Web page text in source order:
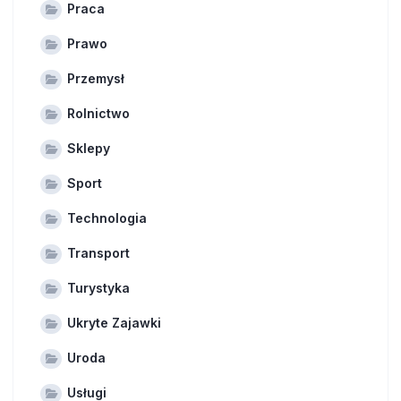
Praca
Prawo
Przemysł
Rolnictwo
Sklepy
Sport
Technologia
Transport
Turystyka
Ukryte Zajawki
Uroda
Usługi